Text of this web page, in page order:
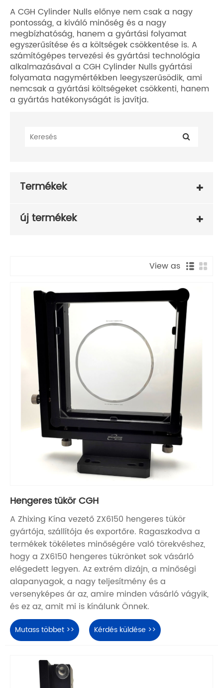
A CGH Cylinder Nulls előnye nem csak a nagy
pontosság, a kiváló minőség és a nagy
megbízhatóság, hanem a gyártási folyamat
egyszerűsítése és a költségek csökkentése is. A
számítógépes tervezési és gyártási technológia
alkalmazásával a CGH Cylinder Nulls gyártási
folyamata nagymértékben leegyszerűsödik, ami
nemcsak a gyártási költségeket csökkenti, hanem
a gyártás hatékonyságát is javítja.
Termékek
új termékek
View as
Hengeres tükör CGH
A Zhixing Kína vezető ZX6150 hengeres tükör
gyártója, szállítója és exportőre. Ragaszkodva a
termékek tökéletes minőségére való törekvéshez,
hogy a ZX6150 hengeres tükrönket sok vásárló
elégedett legyen. Az extrém dizájn, a minőségi
alapanyagok, a nagy teljesítmény és a
versenyképes ár az, amire minden vásárló vágyik,
és ez az, amit mi is kínálunk Önnek.
Mutass többet >> Kérdés küldése >>